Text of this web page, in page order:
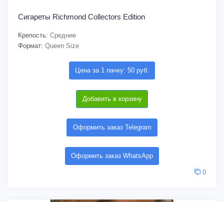
Сигареты Richmond Collectors Edition
Крепость: Средние
Формат: Queen Size
Цена за 1 пачку: 50 руб.
Добавить в корзину
Оформить заказ Telegram
Оформить заказ WhatsApp
0